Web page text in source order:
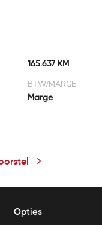
165.637 KM
BTW/MARGE
Marge
Opties